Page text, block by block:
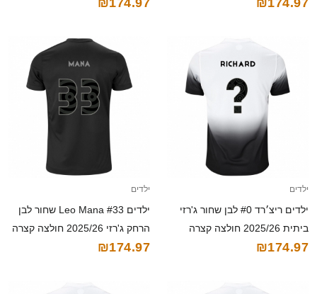
₪174.97
קצרה
₪174.97
ילדים
ילדים ריצ׳רד #0 לבן שחור ג'רזי
ביתית 2025/26 חולצה קצרה
₪174.97
ילדים
ילדים Leo Mana #33 שחור לבן
הרחק ג'רזי 2025/26 חולצה קצרה
₪174.97